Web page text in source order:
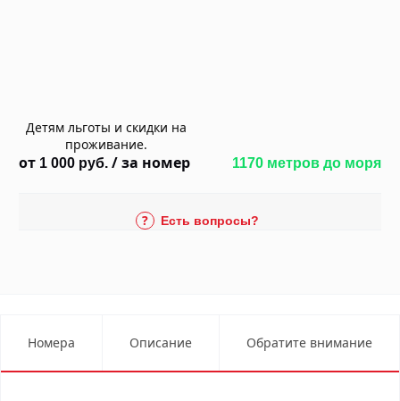
Детям льготы и скидки на
проживание.
от 1 000 руб. / за номер 1170 метров до моря
Есть вопросы?
Номера Описание Обратите внимание